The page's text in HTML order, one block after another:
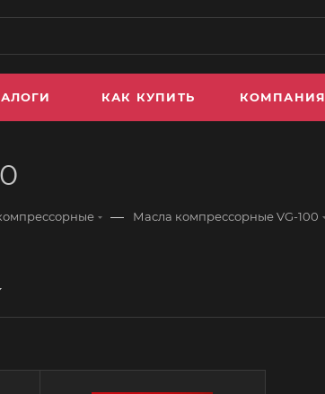
КАК КУПИТЬ КОМПАНИЯ
— Масла компрессорные VG-100